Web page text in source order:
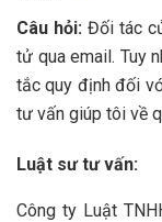
Câu hỏi: Đối tác
tử qua email. Tuy
tắc quy định đối
tư vấn giúp tôi về
Luật sư tư vấn:
Công ty Luật